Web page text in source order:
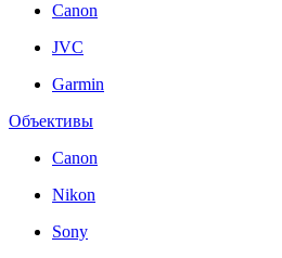
Canon
JVC
Garmin
Объективы
Canon
Nikon
Sony